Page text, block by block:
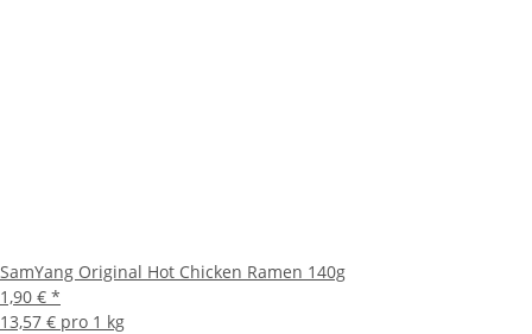
SamYang Original Hot Chicken Ramen 140g
1,90 € *
13,57 € pro 1 kg